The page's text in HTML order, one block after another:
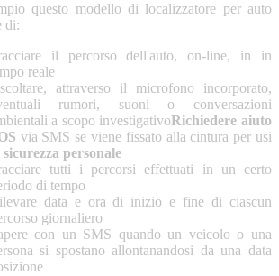
questo modello di localizzatore per auto
di:
il percorso dell'auto, on-line, in in
reale
attraverso il microfono incorporato,
rumori, suoni o conversazioni
a scopo investigativoRichiedere aiuto
via SMS se viene fissato alla cintura per usi
sicurezza personale
tutti i percorsi effettuati in un certo
di tempo
data e ora di inizio e fine di ciascun
giornaliero
con un SMS quando un veicolo o una
si spostano allontanandosi da una data